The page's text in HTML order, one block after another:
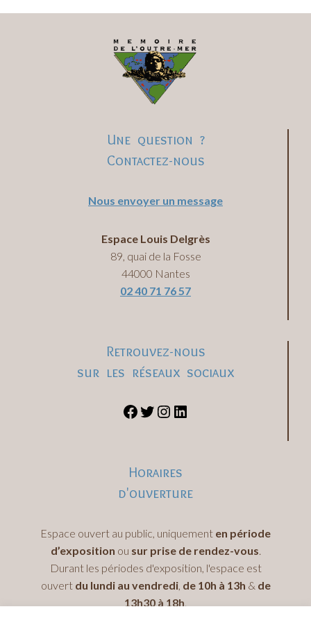
Une question ?
Contactez-nous
Nous envoyer un message
Espace Louis Delgrès
89, quai de la Fosse
44000 Nantes
02 40 71 76 57
Retrouvez-nous
sur les réseaux sociaux
Horaires
d'ouverture
Espace ouvert au public, uniquement en période
d’exposition ou sur prise de rendez-vous
Durant les périodes d'exposition, l'espace est
ouvert du lundi au vendredi, de 10h à 13h & de
13h30 à 18h